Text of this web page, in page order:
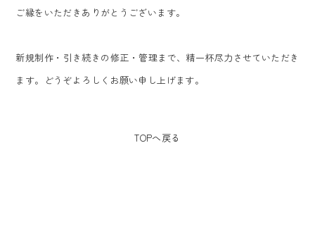
ご縁をいただきありがとうございます。
新規制作・引き続きの修正・管理まで、精一杯尽力させていただき
ます。どうぞよろしくお願い申し上げます。
TOPへ戻る